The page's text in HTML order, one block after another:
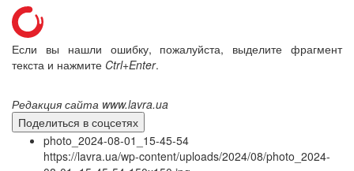
Если вы нашли ошибку, пожалуйста, выделите фрагмент
текста и нажмите Ctrl+Enter.
Редакция сайта www.lavra.ua
Поделиться в соцсетях
photo_2024-08-01_15-45-54
https://lavra.ua/wp-content/uploads/2024/08/photo_2024-